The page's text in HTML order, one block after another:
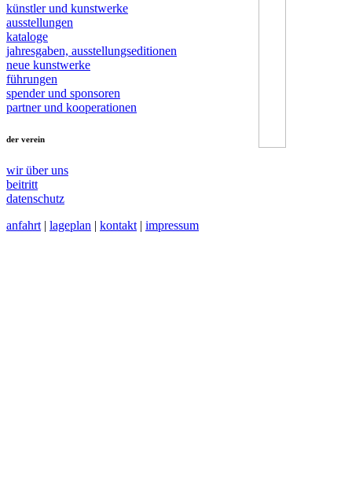
künstler und kunstwerke
ausstellungen
kataloge
jahresgaben, ausstellungseditionen
neue kunstwerke
führungen
spender und sponsoren
partner und kooperationen
der verein
wir über uns
beitritt
datenschutz
anfahrt | lageplan | kontakt | impressum